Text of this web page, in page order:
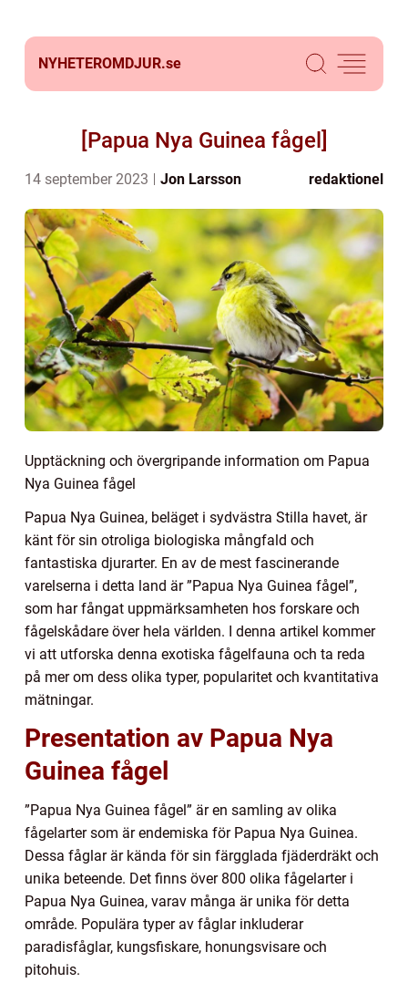
NYHETEROMDJUR.se
[Papua Nya Guinea fågel]
14 september 2023 Jon Larsson redaktionel
Upptäckning och övergripande information om Papua
Nya Guinea fågel
Papua Nya Guinea, beläget i sydvästra Stilla havet, är
känt för sin otroliga biologiska mångfald och
fantastiska djurarter. En av de mest fascinerande
varelserna i detta land är ”Papua Nya Guinea fågel”,
som har fångat uppmärksamheten hos forskare och
fågelskådare över hela världen. I denna artikel kommer
vi att utforska denna exotiska fågelfauna och ta reda
på mer om dess olika typer, popularitet och kvantitativa
mätningar.
Presentation av Papua Nya
Guinea fågel
”Papua Nya Guinea fågel” är en samling av olika
fågelarter som är endemiska för Papua Nya Guinea.
Dessa fåglar är kända för sin färgglada fjäderdräkt och
unika beteende. Det finns över 800 olika fågelarter i
Papua Nya Guinea, varav många är unika för detta
område. Populära typer av fåglar inkluderar
paradisfåglar, kungsfiskare, honungsvisare och
pitohuis.